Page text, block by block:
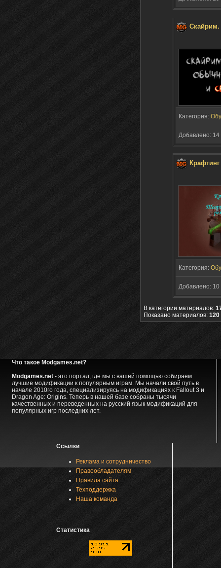
Категория:
Добавлено:
Категория:
Добавлено:
В категории материалов:
Показано материалов: 120
Что такое Modgames.net?
Modgames.net- это портал, где мы с вашей помощью собираем
лучшие модификации к популярным играм. Мы начали свой путь в
начале 2010го года, специализируясь на модификациях к Fallout 3 и
Dragon Age: Origins. Теперь в нашей базе собраны тысячи
качественных и переведенных на русский язык модификаций для
популярных игр последних лет.
Ссылки
Реклама и сотрудничество
Правообладателям
Правила сайта
Техподдержка
Наша команда
Статистика